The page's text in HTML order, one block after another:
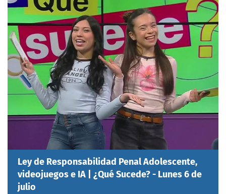
Ley de Responsabilidad Penal Adolescente,
videojuegos e IA | ¿Qué Sucede? - Lunes 6 de
julio